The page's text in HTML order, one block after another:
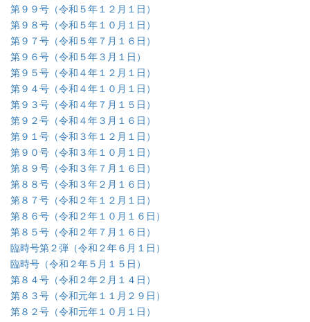
第９９号（令和５年１２月１日）
第９８号（令和５年１０月１日）
第９７号（令和５年７月１６日）
第９６号（令和５年３月１日）
第９５号（令和４年１２月１日）
第９４号（令和４年１０月１日）
第９３号（令和４年７月１５日）
第９２号（令和４年３月１６日）
第９１号（令和３年１２月１日）
第９０号（令和３年１０月１日）
第８９号（令和３年７月１６日）
第８８号（令和３年２月１６日）
第８７号（令和２年１２月１日）
第８６号（令和２年１０月１６日）
第８５号（令和２年７月１６日）
臨時号第２弾（令和２年６月１日）
臨時号（令和２年５月１５日）
第８４号（令和２年２月１４日）
第８３号（令和元年１１月２９日）
第８２号（令和元年１０月１日）